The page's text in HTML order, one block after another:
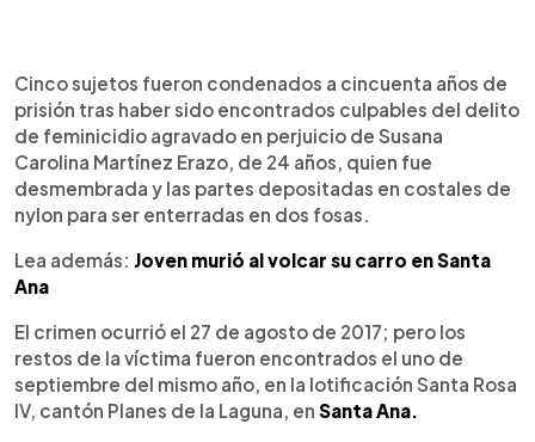
Escuchar artículo
Cinco sujetos fueron condenados a cincuenta años de
prisión tras haber sido encontrados culpables del delito
de feminicidio agravado en perjuicio de Susana
Carolina Martínez Erazo, de 24 años, quien fue
desmembrada y las partes depositadas en costales de
nylon para ser enterradas en dos fosas.
Lea además: Joven murió al volcar su carro en Santa
Ana
El crimen ocurrió el 27 de agosto de 2017; pero los
restos de la víctima fueron encontrados el uno de
septiembre del mismo año, en la lotificación Santa Rosa
IV, cantón Planes de la Laguna, en Santa Ana.